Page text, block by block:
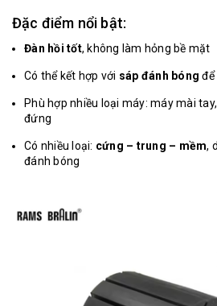
Đặc điểm nổi bật:
Đàn hồi tốt, không làm hỏng bề mặt
Có thể kết hợp với sáp đánh bóng để
Phù hợp nhiều loại máy: máy mài
đứng
Có nhiều loại: cứng – trung – mềm,
đánh bóng